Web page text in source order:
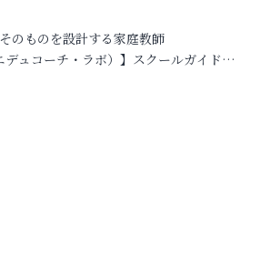
のものを設計する家庭教師
ュコーチ・ラボ）】スクールガイド…